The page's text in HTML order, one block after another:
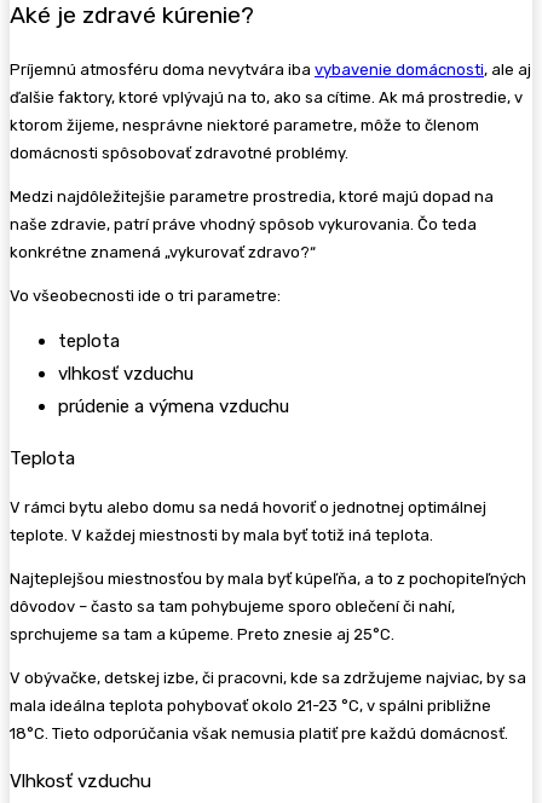
Aké je zdravé kúrenie?
Príjemnú atmosféru doma nevytvára iba vybavenie domácnosti, ale aj
ďalšie faktory, ktoré vplývajú na to, ako sa cítime. Ak má prostredie, v
ktorom žijeme, nesprávne niektoré parametre, môže to členom
domácnosti spôsobovať zdravotné problémy.
Medzi najdôležitejšie parametre prostredia, ktoré majú dopad na
naše zdravie, patrí práve vhodný spôsob vykurovania. Čo teda
konkrétne znamená „vykurovať zdravo?“
Vo všeobecnosti ide o tri parametre:
teplota
vlhkosť vzduchu
prúdenie a výmena vzduchu
Teplota
V rámci bytu alebo domu sa nedá hovoriť o jednotnej optimálnej
teplote. V každej miestnosti by mala byť totiž iná teplota.
Najteplejšou miestnosťou by mala byť kúpeľňa, a to z pochopiteľných
dôvodov – často sa tam pohybujeme sporo oblečení či nahí,
sprchujeme sa tam a kúpeme. Preto znesie aj 25°C.
V obývačke, detskej izbe, či pracovni, kde sa zdržujeme najviac, by sa
mala ideálna teplota pohybovať okolo 21-23 °C, v spálni približne
18°C. Tieto odporúčania však nemusia platiť pre každú domácnosť.
Vlhkosť vzduchu